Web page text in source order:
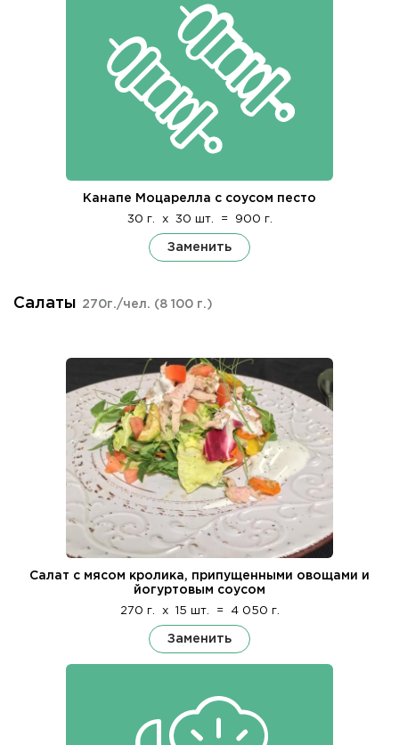
Канапе Моцарелла с соусом песто
30 г. x 30 шт. = 900 г.
Заменить
Салаты 270г./чел. (8 100 г.)
Салат с мясом кролика, припущенными овощами и
йогуртовым соусом
270 г. x 15 шт. = 4 050 г.
Заменить